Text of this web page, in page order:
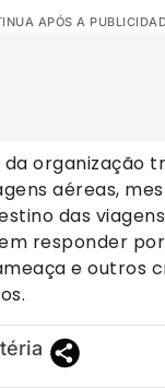
APÓS A
organização
aéreas,
das
responder
e outros